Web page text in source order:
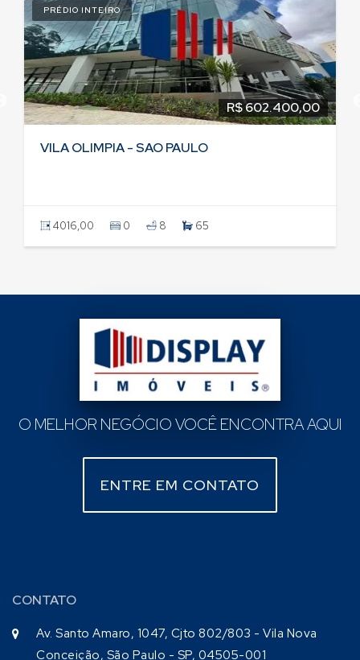
PRÉDIO INTEIRO
R$ 602.400,00
VILA OLIMPIA - SAO PAULO
4016,00 0 8 65
O MELHOR NEGÓCIO VOCÊ ENCONTRA AQUI
ENTRE EM CONTATO
CONTATO
Av. Santo Amaro, 1047, Cjto 802/803 - Vila Nova
Conceição, São Paulo - SP, 04505-001